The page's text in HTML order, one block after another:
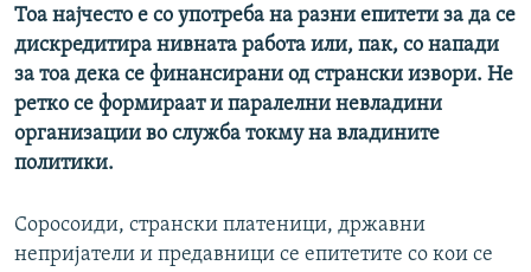
Тоа најчесто е со употреба на разни епитети за да се
дискредитира нивната работа или, пак, со напади
за тоа дека се финансирани од странски извори. Не
ретко се формираат и паралелни невладини
организации во служба токму на владините
политики.
Соросоиди, странски платеници, државни
непријатели и предавници се епитетите со кои се